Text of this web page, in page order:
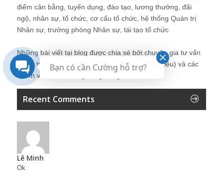
điểm cân bằng, tuyển dụng, đào tạo, lương thưởng, đãi
ngộ, nhân sự, tổ chức, cơ cấu tổ chức, hệ thống Quản trị
Nhân sự, trưởng phòng Nhân sự, tái tạo tổ chức
Những bài viết tại blog được chia sẻ bởi chuyên gia tư vấn
Quản trị Nhân sự Nguyễn Hùng Cường (giới thiệu) và các
thành viên khác trong cộng đồng Nhân sự.
Recent Comments
Lê Minh
Ok
Bạn có cần Cường hỗ trợ?